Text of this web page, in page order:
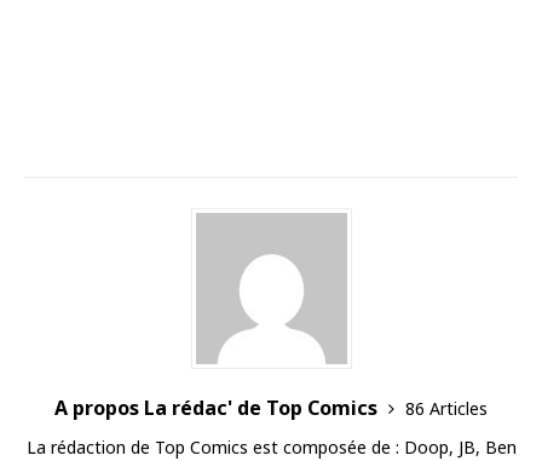
A propos La rédac' de Top Comics
86 Articles
La rédaction de Top Comics est composée de : Doop, JB, Ben